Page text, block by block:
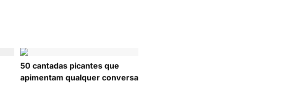
50 cantadas picantes que
apimentam qualquer conversa